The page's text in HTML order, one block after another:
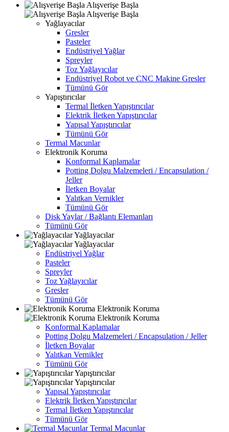
Alışverişe Başla
Alışverişe Başla
Yağlayacılar
Gresler
Pasteler
Endüstriyel Yağlar
Spreyler
Toz Yağlayıcılar
Endüstriyel Robot ve CNC Makine Gresler
Tümünü Gör
Yapıştırıcılar
Termal İletken Yapıştırıcılar
Elektrik İletken Yapıştırıcılar
Yapısal Yapıştırıcılar
Tümünü Gör
Termal Macunlar
Elektronik Koruma
Konformal Kaplamalar
Potting Dolgu Malzemeleri / Encapsulation /
Jeller
İletken Boyalar
Yalıtkan Vernikler
Tümünü Gör
Disk Yaylar / Bağlantı Elemanları
Tümünü Gör
Yağlayacılar
Yağlayacılar
Endüstriyel Yağlar
Pasteler
Spreyler
Toz Yağlayıcılar
Gresler
Tümünü Gör
Elektronik Koruma
Elektronik Koruma
Konformal Kaplamalar
Potting Dolgu Malzemeleri / Encapsulation / Jeller
İletken Boyalar
Yalıtkan Vernikler
Tümünü Gör
Yapıştırıcılar
Yapıştırıcılar
Yapısal Yapıştırıcılar
Elektrik İletken Yapıştırıcılar
Termal İletken Yapıştırıcılar
Tümünü Gör
Termal Macunlar